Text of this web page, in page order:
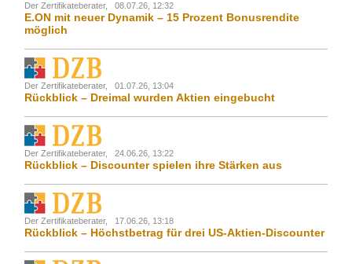
Der Zertifikateberater, 08.07.26, 12:32
E.ON mit neuer Dynamik – 15 Prozent Bonusrendite
möglich
Der Zertifikateberater, 01.07.26, 13:04
Rückblick – Dreimal wurden Aktien eingebucht
Der Zertifikateberater, 24.06.26, 13:22
Rückblick – Discounter spielen ihre Stärken aus
Der Zertifikateberater, 17.06.26, 13:18
Rückblick – Höchstbetrag für drei US-Aktien-Discounter